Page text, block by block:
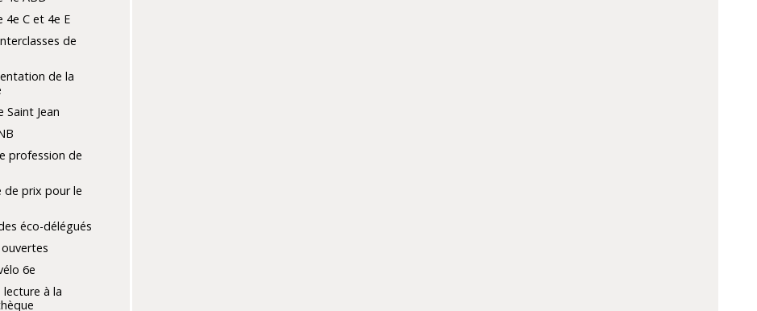
4e C et 4e E
de
de la
Saint Jean
profession de
de prix pour le
éco-délégués
6e
lecture à la